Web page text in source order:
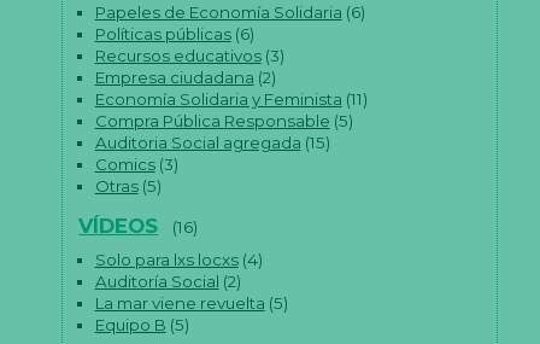
Papeles de Economía Solidaria (6)
Políticas públicas(6)
Recursos educativos(3)
Empresa ciudadana (2)
Economía Solidaria y Feminista (11)
Compra Pública Responsable (5)
Auditoria Social agregada (15)
Comics(3)
Otras(5)
VÍDEOS
(16)
Solo para lxs locxs(4)
Auditoría Social (2)
La mar viene revuelta (5)
Equipo B (5)